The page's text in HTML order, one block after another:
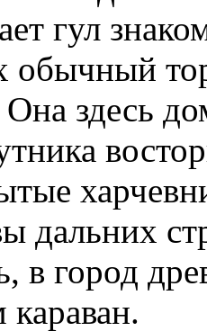
гул
обычный
здесь
дальних
в город
караван.